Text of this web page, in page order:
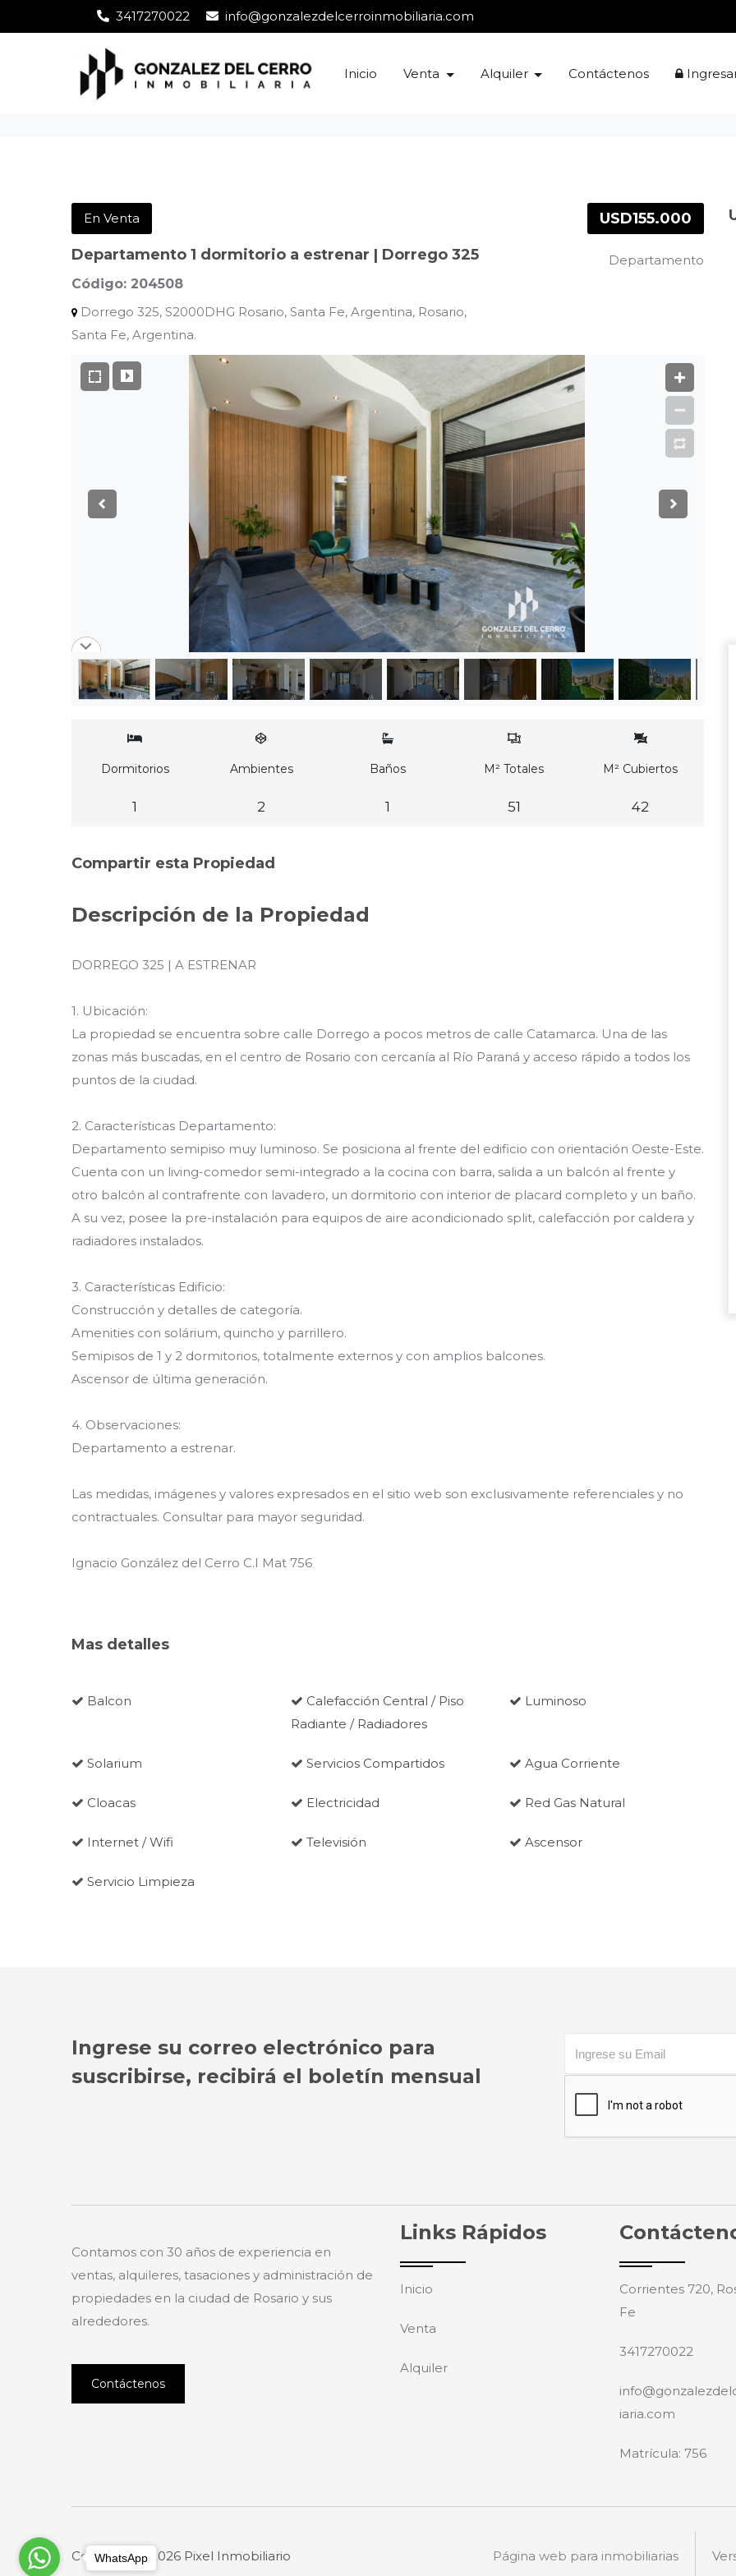
3417270022 info@gonzalezdelcerroinmobiliaria.com
Inicio Venta Alquiler Contáctenos
En Venta
Departamento 1 dormitorio a estrenar | Dorrego 325
Código: 204508
Dorrego 325, S2000DHG Rosario, Santa Fe, Argentina, Rosario,
Santa Fe, Argentina.
USD155.000
Departamento
Dormitorios
1
Ambientes
2
Baños
1
M² Totales
51
M² Cubiertos
42
Compartir esta Propiedad
Descripción de la Propiedad
DORREGO 325 | A ESTRENAR
1. Ubicación:
La propiedad se encuentra sobre calle Dorrego a pocos metros de calle Catamarca. Una de las
zonas más buscadas, en el centro de Rosario con cercanía al Río Paraná y acceso rápido a todos los
puntos de la ciudad.
2. Características Departamento:
Departamento semipiso muy luminoso. Se posiciona al frente del edificio con orientación Oeste-Este.
Cuenta con un living-comedor semi-integrado a la cocina con barra, salida a un balcón al frente y
otro balcón al contrafrente con lavadero, un dormitorio con interior de placard completo y un baño.
A su vez, posee la pre-instalación para equipos de aire acondicionado split, calefacción por caldera y
radiadores instalados.
3. Características Edificio:
Construcción y detalles de categoría.
Amenities con solárium, quincho y parrillero.
Semipisos de 1 y 2 dormitorios, totalmente externos y con amplios balcones.
Ascensor de última generación.
4. Observaciones:
Departamento a estrenar.
Las medidas, imágenes y valores expresados en el sitio web son exclusivamente referenciales y no
contractuales. Consultar para mayor seguridad.
Ignacio González del Cerro C.I Mat 756
Mas detalles
Balcon
Calefacción Central / Piso
Radiante / Radiadores
Luminoso
Solarium Servicios Compartidos Agua Corriente
Cloacas Electricidad Red Gas Natural
Internet / Wifi Televisión Ascensor
Servicio Limpieza
Ingrese su correo electrónico para
suscribirse, recibirá el boletín mensual
Contamos con 30 años de experiencia en
ventas, alquileres, tasaciones y administración de
propiedades en la ciudad de Rosario y sus
alrededores.
Contáctenos
Links Rápidos
Inicio
Venta
Alquiler
Corrientes 720,
Fe
3417270022
iaria.com
Matrícula: 756
Copyright © 2026 Pixel Inmobiliario Página web para inmobiliarias
WhatsApp